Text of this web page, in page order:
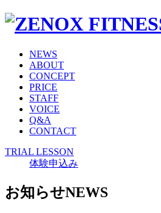
NEWS
ABOUT
CONCEPT
PRICE
STAFF
VOICE
Q&A
CONTACT
TRIAL LESSON
体験申込み
お知らせNEWS